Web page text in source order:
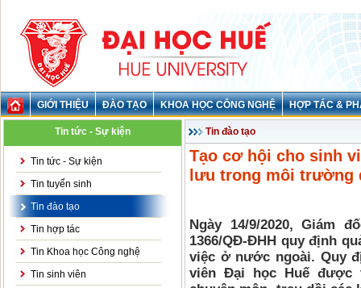
GIỚI THIỆU ĐÀO TẠO KHOA HỌC CÔNG NGHỆ HỢP TÁC &
Tin tức - Sự kiện
Tin tức - Sự kiện
Tin tuyển sinh
Tin đào tạo
Tin hợp tác
Tin Khoa học Công nghệ
Tin sinh viên
Tin đào tạo
Tạo cơ hội cho sinh
lưu trong môi trường
Ngày 14/9/2020, Giám
1366/QĐ-ĐHH quy định
việc ở nước ngoài. Quy
viên Đại học Huế được